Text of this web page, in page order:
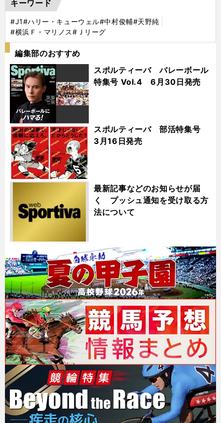
キーワード
#J1#ハリー・キューウェル#中村俊輔#天野純
#横浜Ｆ・マリノス#Ｊリーグ
編集部のおすすめ
スポルティーバ バレーボール
特集号 Vol.4 6月30日発売
スポルティーバ 部活特集号
3月16日発売
最新記事などのお知らせが届
く プッシュ通知を受け取る方
法について